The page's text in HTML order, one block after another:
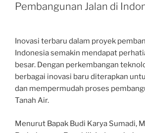
Pembangunan Jalan di
Inovasi terbaru dalam proyek
Indonesia semakin mendapat
besar. Dengan perkembangan
berbagai inovasi baru diterapkan
dan mempermudah proses
Tanah Air.
Menurut Bapak Budi Karya Sumadi,